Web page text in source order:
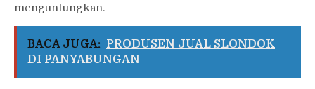
menguntungkan.
BACA JUGA: PRODUSEN JUAL SLONDOK
DI PANYABUNGAN